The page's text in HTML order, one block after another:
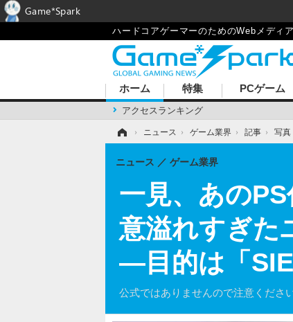
ハードコアゲーマーのためのWebメディア
ホーム
アクセスランキング
特集 PCゲーム
› ニュース › ゲーム業界 › 記事 › 写真
一見、あの
意溢れすぎた
―目的は「
公式ではありませんので注意ください
ニュース ゲーム業界
Game*Spark